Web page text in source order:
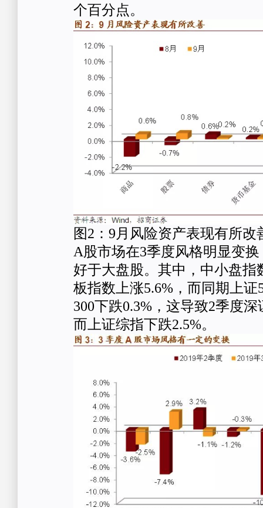
个百分点。
图2：9月风险资产表现有所改
A股市场在3季度风格明显变
好于大盘股。其中，中小盘指
板指数上涨5.6%，而同期上证
300下跌0.3%，这导致2季度
而上证综指下跌2.5%。